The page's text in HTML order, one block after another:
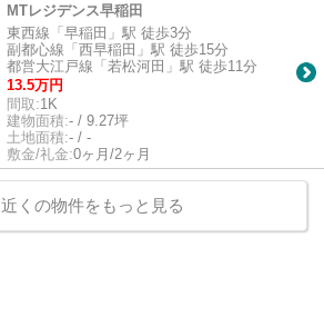
MTレジデンス早稲田
東西線「早稲田」駅 徒歩3分
副都心線「西早稲田」駅 徒歩15分
都営大江戸線「若松河田」駅 徒歩11分
13.5万円
間取:1K
建物面積:- / 9.27坪
土地面積:- / -
敷金/礼金:0ヶ月/2ヶ月
近くの物件をもっと見る